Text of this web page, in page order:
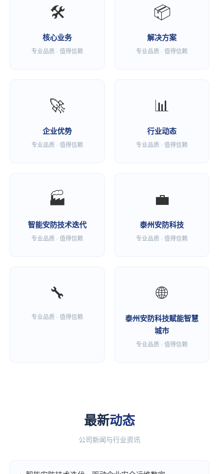
🛠
核心业务
专业品质 · 值得信赖
📦
解决方案
专业品质 · 值得信赖
🚀
企业优势
专业品质 · 值得信赖
📊
行业动态
专业品质 · 值得信赖
🏭
智能安防技术迭代
专业品质 · 值得信赖
💼
泰州安防科技
专业品质 · 值得信赖
🔧
专业品质 · 值得信赖
🌐
泰州安防科技赋能智慧
城市
专业品质 · 值得信赖
最新动态
公司新闻与行业资讯